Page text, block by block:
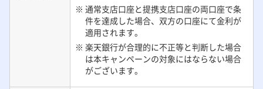
※ 通常支店口座と提携支店口座の両口座で条
件を達成した場合、双方の口座にて金利が
適用されます。
※ 楽天銀行が合理的に不正等と判断した場合
は本キャンペーンの対象にはならない場合
がございます。